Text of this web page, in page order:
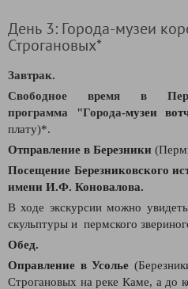
День 3: Города-музеи
Строгановых*
Завтрак.
Свободное время в
программа "Города-музеи
плату)*.
Отправление в Березники
Посещение Березниковского
имени И.Ф. Коновалова.
В ходе экскурсии можно
скульптуры и пермского
Обед.
Оправление в Усолье
Строгановых на реке Каме, а до